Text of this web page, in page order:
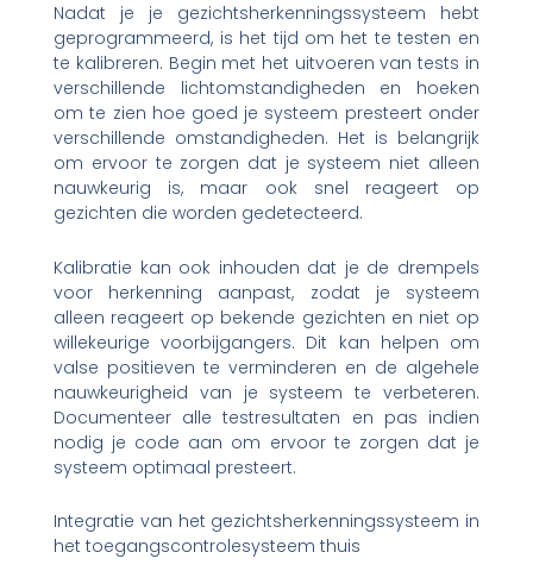
Nadat je je gezichtsherkenningssysteem hebt
geprogrammeerd, is het tijd om het te testen en
te kalibreren. Begin met het uitvoeren van tests in
verschillende lichtomstandigheden en hoeken
om te zien hoe goed je systeem presteert onder
verschillende omstandigheden. Het is belangrijk
om ervoor te zorgen dat je systeem niet alleen
nauwkeurig is, maar ook snel reageert op
gezichten die worden gedetecteerd.
Kalibratie kan ook inhouden dat je de drempels
voor herkenning aanpast, zodat je systeem
alleen reageert op bekende gezichten en niet op
willekeurige voorbijgangers. Dit kan helpen om
valse positieven te verminderen en de algehele
nauwkeurigheid van je systeem te verbeteren.
Documenteer alle testresultaten en pas indien
nodig je code aan om ervoor te zorgen dat je
systeem optimaal presteert.
Integratie van het gezichtsherkenningssysteem in
het toegangscontrolesysteem thuis